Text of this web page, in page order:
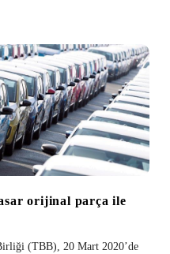
orijinal parça ile
(TBB), 20 Mart 2020’de